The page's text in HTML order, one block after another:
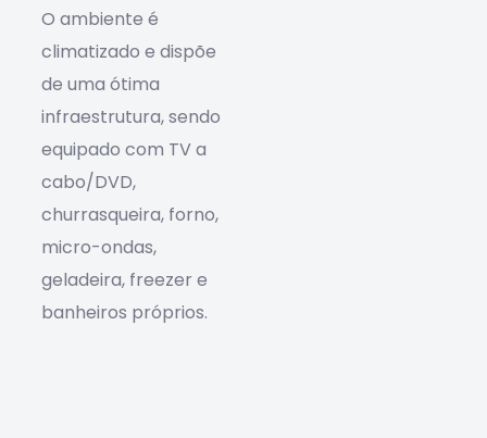
O ambiente é
climatizado e dispõe
de uma ótima
infraestrutura, sendo
equipado com TV a
cabo/DVD,
churrasqueira, forno,
micro-ondas,
geladeira, freezer e
banheiros próprios.